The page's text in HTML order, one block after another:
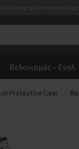
όπως φαίνεται στις
Βελονισμός -
Protective Gear